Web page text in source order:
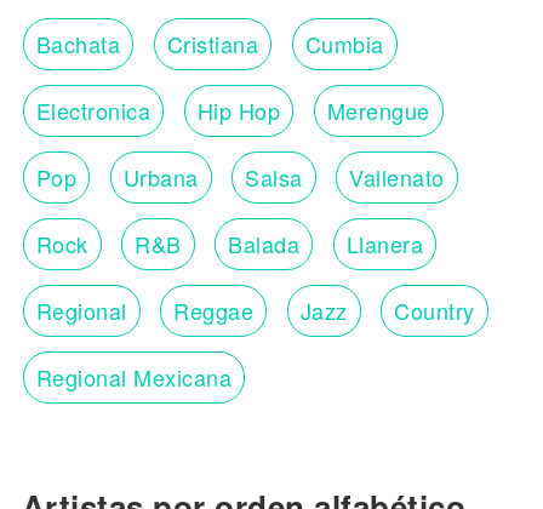
Bachata Cristiana Cumbia
Electronica Hip Hop Merengue
Pop Urbana Salsa Vallenato
Rock R&B Balada Llanera
Regional Reggae Jazz Country
Regional Mexicana